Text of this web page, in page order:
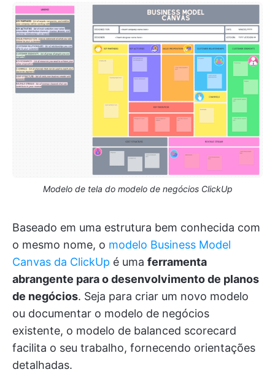
Modelo de tela do modelo de negócios ClickUp
Baseado em uma estrutura bem conhecida com
o mesmo nome, o modelo Business Model
Canvas da ClickUp é uma ferramenta
abrangente para o desenvolvimento de planos
de negócios. Seja para criar um novo modelo
ou documentar o modelo de negócios
existente, o modelo de balanced scorecard
facilita o seu trabalho, fornecendo orientações
detalhadas.